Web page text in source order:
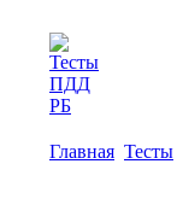
Главная Тесты